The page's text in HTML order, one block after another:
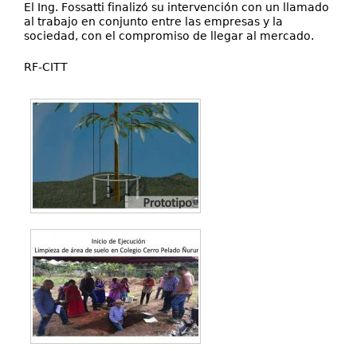
El Ing. Fossatti finalizó su intervención con un llamado
al trabajo en conjunto entre las empresas y la
sociedad, con el compromiso de llegar al mercado.
RF-CITT